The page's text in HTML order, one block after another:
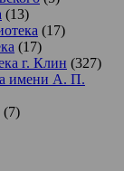
(13)
(17)
(17)
г. Клин (327)
имени А. П.
(7)